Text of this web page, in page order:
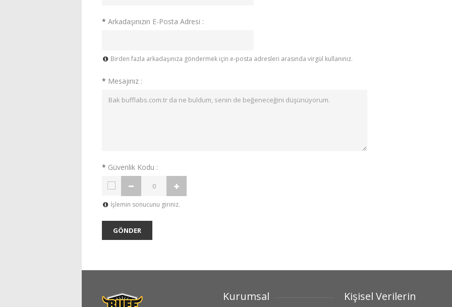
* Arkadaşınızın E-Posta Adresi :
Birden fazla arkadaşınıza göndermek için e-posta adresleri arasında virgül kullanınız.
* Mesajınız :
* Güvenlik Kodu :
İşlemin sonucunu giriniz.
Kurumsal
Kişisel Verilerin